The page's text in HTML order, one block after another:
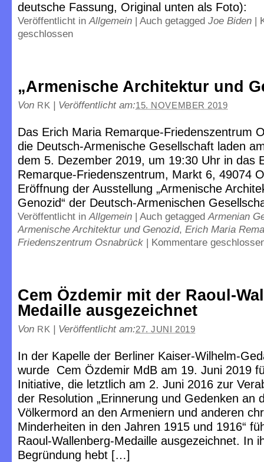
deutsche Fassung, Original unten als Foto):
Veröffentlicht inAllgemein | Auch getagged Joe Biden |
geschlossen
„Armenische Architektur und
Von RK | Veröffentlicht am:15. NOVEMBER 2019
Das Erich Maria Remarque-Friedenszentrum
die Deutsch-Armenische Gesellschaft laden
dem 5. Dezember 2019, um 19:30 Uhr in das
Remarque-Friedenszentrum, Markt 6, 49074
Eröffnung der Ausstellung „Armenische
Genozid“ der Deutsch-Armenischen
Veröffentlicht inAllgemein | Auch getaggedArmenian
Armenische Architektur und Genozid, Erich Maria
Friedenszentrum Osnabrück | Kommentare
Cem Özdemir mit der Raoul-
Medaille ausgezeichnet
Von RK | Veröffentlicht am:27. JUNI 2019
In der Kapelle der Berliner Kaiser-Wilhelm-
wurde Cem Özdemir MdB am 19. Juni 2019
Initiative, die letztlich am 2. Juni 2016 zur
der Resolution „Erinnerung und Gedenken an
Völkermord an den Armeniern und anderen
Minderheiten in den Jahren 1915 und 1916“
Raoul-Wallenberg-Medaille ausgezeichnet. In
Begründung hebt […]